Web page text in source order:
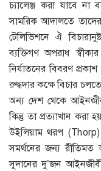
চ্যালেঞ্জ করা যাবে
সামরিক আদালতে
টেলিভিশনে ঐ
ব্যক্তিগণ অপরাধ
নির্যাতনের বিবরণ
রুদ্ধদার কক্ষে বিচার
অন্য দেশ থেকে
কিন্তু তা প্রত্যাখান
উইলিয়াম থরপ
সমর্থনের জন্য
সুদানের দু’জন